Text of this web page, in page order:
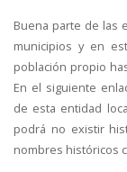
Buena parte de las
municipios y en
población propio
En el siguiente
de esta entidad
podrá no existir
nombres históricos